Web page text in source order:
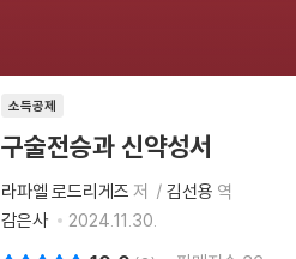
소득공제
구술전승과 신약성서
라파엘 로드리게즈 저 김선용 역
감은사
2024.11.30.